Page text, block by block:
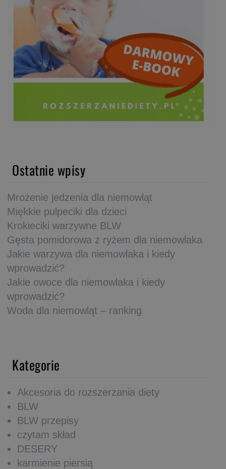
Ostatnie wpisy
Mrożenie jedzenia dla niemowląt
Miękkie pulpeciki dla dzieci
Krokieciki warzywne BLW
Gęsta pomidorowa z ryżem dla niemowlaka
Jakie warzywa dla niemowlaka i kiedy
wprowadzić?
Jakie owoce dla niemowlaka i kiedy
wprowadzić?
Woda dla niemowląt – ranking
Kategorie
Akcesoria do rozszerzania diety
BLW
BLW przepisy
czytam skład
DESERY
karmienie piersią